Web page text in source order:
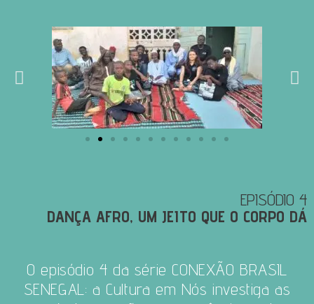
EPISÓDIO 4
DANÇA AFRO, UM JEITO QUE O CORPO DÁ
O episódio 4 da série CONEXÃO BRASIL
SENEGAL: a Cultura em Nós investiga as